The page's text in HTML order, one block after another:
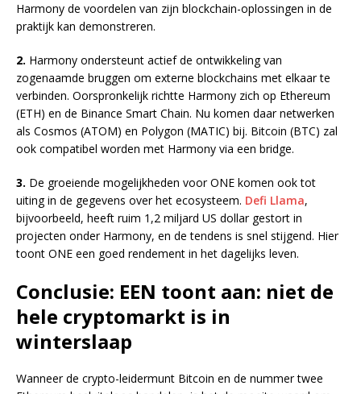
Harmony de voordelen van zijn blockchain-oplossingen in de
praktijk kan demonstreren.
2. Harmony ondersteunt actief de ontwikkeling van
zogenaamde bruggen om externe blockchains met elkaar te
verbinden. Oorspronkelijk richtte Harmony zich op Ethereum
(ETH) en de Binance Smart Chain. Nu komen daar netwerken
als Cosmos (ATOM) en Polygon (MATIC) bij. Bitcoin (BTC) zal
ook compatibel worden met Harmony via een bridge.
3. De groeiende mogelijkheden voor ONE komen ook tot
uiting in de gegevens over het ecosysteem. Defi Llama,
bijvoorbeeld, heeft ruim 1,2 miljard US dollar gestort in
projecten onder Harmony, en de tendens is snel stijgend. Hier
toont ONE een goed rendement in het dagelijks leven.
Conclusie: EEN toont aan: niet de
hele cryptomarkt is in
winterslaap
Wanneer de crypto-leidermunt Bitcoin en de nummer twee